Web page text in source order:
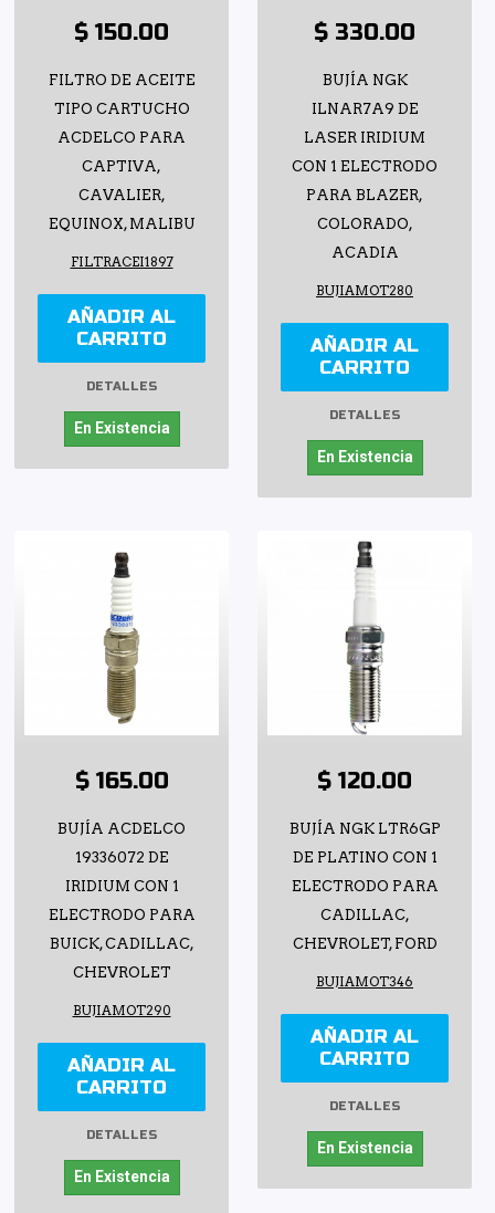
$ 150.00
FILTRO DE ACEITE
TIPO CARTUCHO
ACDELCO PARA
CAPTIVA,
CAVALIER,
EQUINOX, MALIBU
FILTRACEI1897
AÑADIR AL
CARRITO
DETALLES
En Existencia
$ 330.00
BUJÍA NGK
ILNAR7A9 DE
LASER IRIDIUM
CON 1 ELECTRODO
PARA BLAZER,
COLORADO,
ACADIA
BUJIAMOT280
AÑADIR AL
CARRITO
DETALLES
En Existencia
$ 165.00
BUJÍA ACDELCO
19336072 DE
IRIDIUM CON 1
ELECTRODO PARA
BUICK, CADILLAC,
CHEVROLET
BUJIAMOT290
AÑADIR AL
CARRITO
DETALLES
En Existencia
$ 120.00
BUJÍA NGK LTR6GP
DE PLATINO CON 1
ELECTRODO PARA
CADILLAC,
CHEVROLET, FORD
BUJIAMOT346
AÑADIR AL
CARRITO
DETALLES
En Existencia